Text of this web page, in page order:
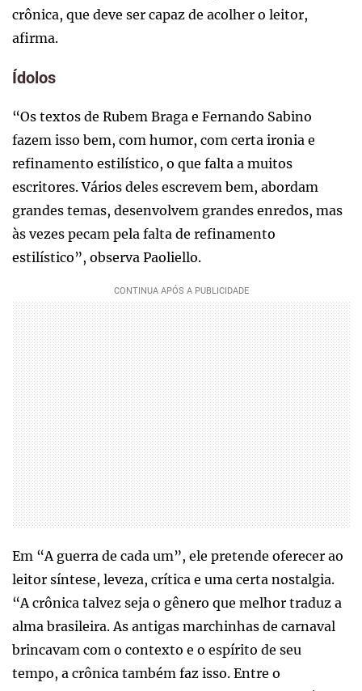
crônica, que deve ser capaz de acolher o leitor,
afirma.
Ídolos
“Os textos de Rubem Braga e Fernando Sabino
fazem isso bem, com humor, com certa ironia e
refinamento estilístico, o que falta a muitos
escritores. Vários deles escrevem bem, abordam
grandes temas, desenvolvem grandes enredos, mas
às vezes pecam pela falta de refinamento
estilístico”, observa Paoliello.
Em “A guerra de cada um”, ele pretende oferecer ao
leitor síntese, leveza, crítica e uma certa nostalgia.
“A crônica talvez seja o gênero que melhor traduz a
alma brasileira. As antigas marchinhas de carnaval
brincavam com o contexto e o espírito de seu
tempo, a crônica também faz isso. Entre o